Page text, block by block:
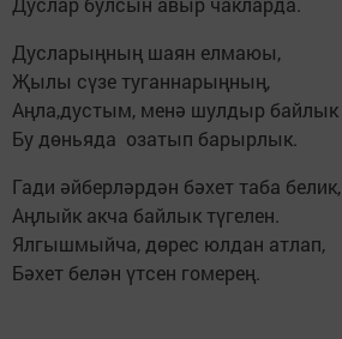
Дусларыңның шаян елмаюы,
Җылы сүзе туганнарыңның,
Аңла,дустым, менә шулдыр байлык
Бу дөньяда озатып барырлык.
Гади әйберләрдән бәхет таба белик,
Аңлыйк акча байлык түгелен.
Ялгышмыйча, дөрес юлдан атлап,
Бәхет белән үтсен гомерең.